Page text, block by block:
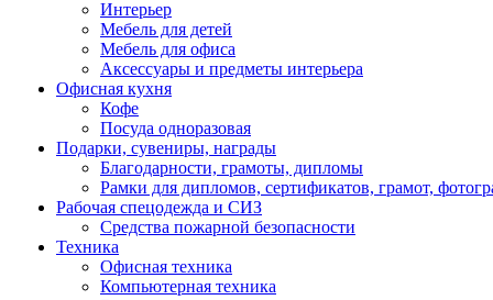
Интерьер
Мебель для детей
Мебель для офиса
Аксессуары и предметы интерьера
Офисная кухня
Кофе
Посуда одноразовая
Подарки, сувениры, награды
Благодарности, грамоты, дипломы
Рамки для дипломов, сертификатов, грамот,
Рабочая спецодежда и СИЗ
Средства пожарной безопасности
Техника
Офисная техника
Компьютерная техника